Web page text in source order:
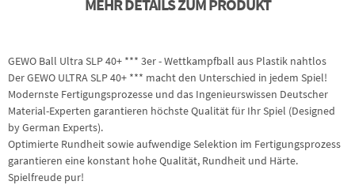
MEHR DETAILS ZUM PRODUKT
GEWO Ball Ultra SLP 40+ *** 3er - Wettkampfball aus Plastik nahtlos
Der GEWO ULTRA SLP 40+ *** macht den Unterschied in jedem Spiel!
Modernste Fertigungsprozesse und das Ingenieurswissen Deutscher
Material-Experten garantieren höchste Qualität für Ihr Spiel (Designed
by German Experts).
Optimierte Rundheit sowie aufwendige Selektion im Fertigungsprozess
garantieren eine konstant hohe Qualität, Rundheit und Härte.
Spielfreude pur!